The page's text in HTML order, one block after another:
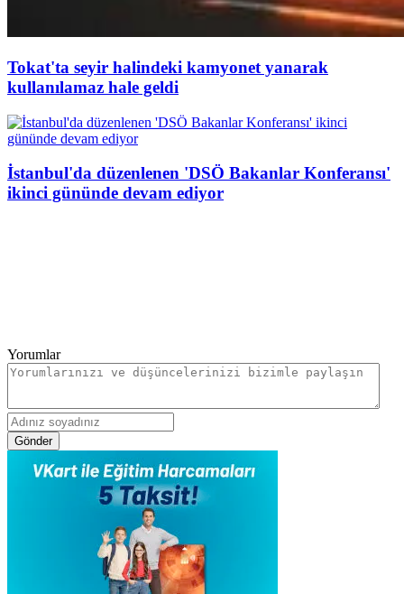
Tokat'ta seyir halindeki kamyonet yanarak
kullanılamaz hale geldi
İstanbul'da düzenlenen 'DSÖ Bakanlar Konferansı'
ikinci gününde devam ediyor
Yorumlar
Gönder